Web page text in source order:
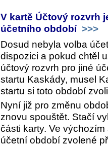
V kartě Účtový rozvrh
účetního období >>>
Dosud nebyla volba
dispozici a pokud chtěl
účtový rozvrh pro jiné
startu Kaskády, musel
startu si toto období
Nyní již pro změnu
znovu spouštět. Stačí
části karty. Ve
účetní období zvolené